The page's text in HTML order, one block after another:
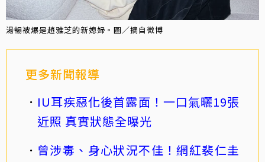
湯暢被爆是趙雅芝的新媳婦。圖／摘自微博
更多新聞報導
IU耳疾惡化後首露面！一口氣曬19張
近照 真實狀態全曝光
曾涉毒、身心狀況不佳！網紅裴仁圭